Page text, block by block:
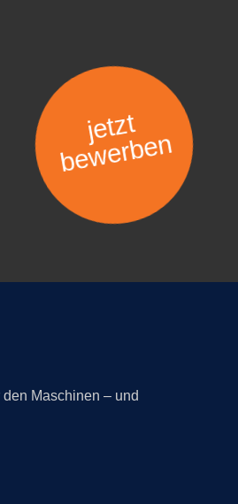
jetzt
bewerben
Maschinen – und